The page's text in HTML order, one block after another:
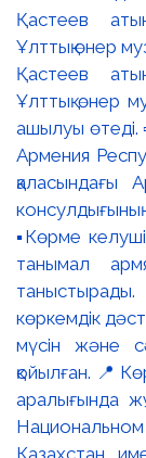
Қастеев
Ұлттық өнер
Қастеев
Ұлттық өнер
ашылуы өтеді.
Армения
қаласындағы
▪️Көрме
танымал
көркемдік
мүсін және
қойылған. 📍
аралығында
Казахстан